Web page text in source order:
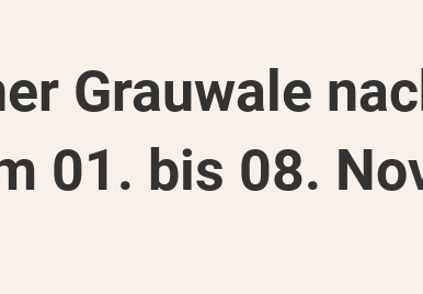
Grauwale
01. bis 08.